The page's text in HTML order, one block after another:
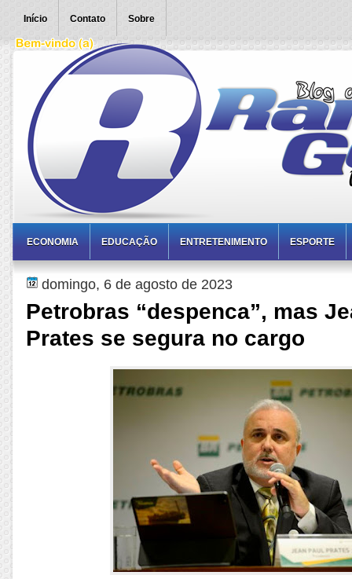
Início Contato Sobre
ECONOMIA EDUCAÇÃO ENTRETENIMENTO ESPORTE
domingo, 6 de agosto de 2023
Petrobras “despenca”, mas
Prates se segura no cargo